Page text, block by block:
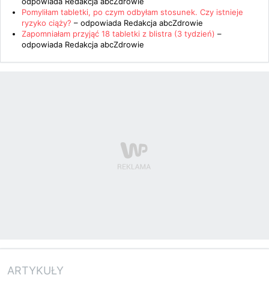
Pomyliłam tabletki, po czym odbyłam stosunek. Czy istnieje
ryzyko ciąży? – odpowiada Redakcja abcZdrowie
Zapomniałam przyjąć 18 tabletki z blistra (3 tydzień) –
odpowiada Redakcja abcZdrowie
ARTYKUŁY